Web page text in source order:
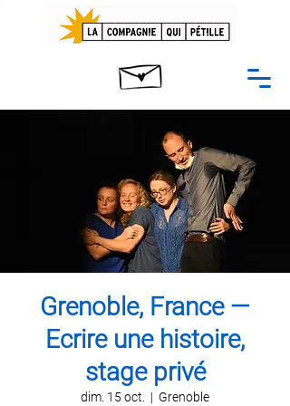
Grenoble, France —
Ecrire une histoire,
stage privé
dim. 15 oct.
  |
Grenoble